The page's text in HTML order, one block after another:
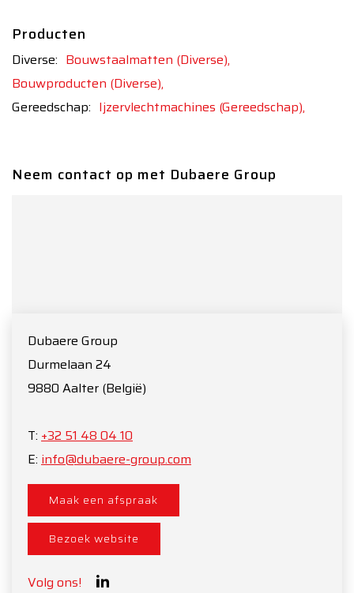
Producten
Diverse: Bouwstaalmatten (Diverse),
Bouwproducten (Diverse),
Gereedschap: Ijzervlechtmachines (Gereedschap),
Neem contact op met Dubaere Group
Dubaere Group
Durmelaan 24
9880 Aalter (België)
T: +32 51 48 04 10
E: info@dubaere-group.com
Maak een afspraak
Bezoek website
Volg ons!